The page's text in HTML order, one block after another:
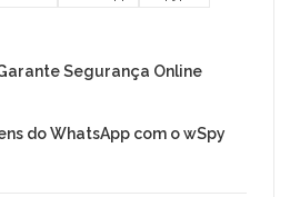
Segurança Online
do WhatsApp com o wSpy